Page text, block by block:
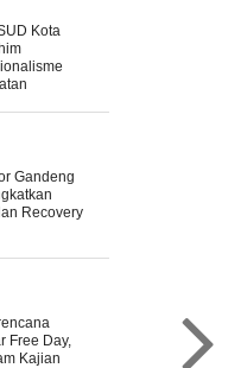
Kota
Gandeng
Recovery
Free Day,
Kajian